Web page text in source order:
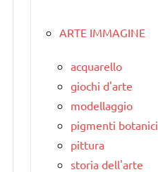
ARTE IMMAGINE
acquarello
giochi d'arte
modellaggio
pigmenti botanici
pittura
storia dell'arte